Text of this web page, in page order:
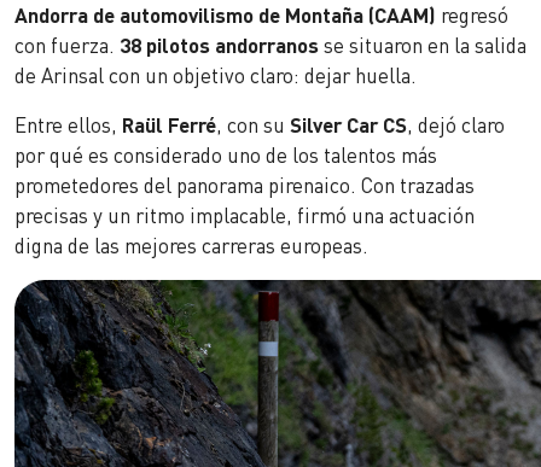
Andorra de automovilismo de Montaña (CAAM) regresó
con fuerza. 38 pilotos andorranosse situaron en la salida
de Arinsal con un objetivo claro: dejar huella.
Entre ellos, Raül Ferré, con su Silver Car CS, dejó claro
por qué es considerado uno de los talentos más
prometedores del panorama pirenaico. Con trazadas
precisas y un ritmo implacable, firmó una actuación
digna de las mejores carreras europeas.